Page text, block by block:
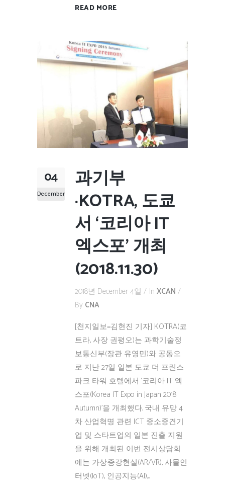
READ MORE
04
December
과기부
·KOTRA, 도쿄
서 ‘코리아 IT
엑스포’ 개최
(2018.11.30)
2018년 December 4일 In XCAN
By CNA
[천지일보=김현진 기자] KOTRA(코
트라, 사장 권평오)는 과학기술정
보통신부(장관 유영민)와 공동으
로 지난 27일 일본 도쿄 더 프린스
파크 타워 호텔에서 ‘코리아 IT 엑
스포(Korea IT Expo in Japan 2018
Autumn)’을 개최했다. 국내 유망 4
차 산업혁명 관련 ICT 중소중견기
업 및 스타트업의 일본 진출 지원
을 위해 개최된 이번 전시상담회
에는 가상·증강현실(AR/VR), 사물인
터넷(IoT), 인공지능(AI),...